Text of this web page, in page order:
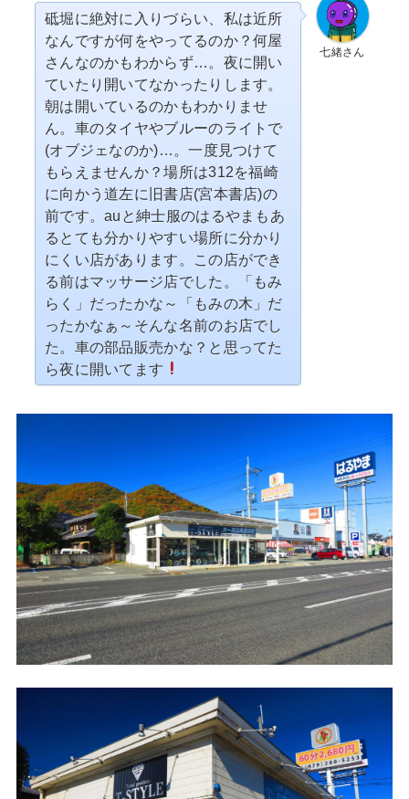
七緒さん
砥堀に絶対に入りづらい、私は近所
なんですが何をやってるのか？何屋
さんなのかもわからず…。夜に開い
ていたり開いてなかったりします。
朝は開いているのかもわかりませ
ん。車のタイヤやブルーのライトで
(オブジェなのか)…。一度見つけて
もらえませんか？場所は312を福崎
に向かう道左に旧書店(宮本書店)の
前です。auと紳士服のはるやまもあ
るとても分かりやすい場所に分かり
にくい店があります。この店ができ
る前はマッサージ店でした。「もみ
らく」だったかな～「もみの木」だ
ったかなぁ～そんな名前のお店でし
た。車の部品販売かな？と思ってた
ら夜に開いてます